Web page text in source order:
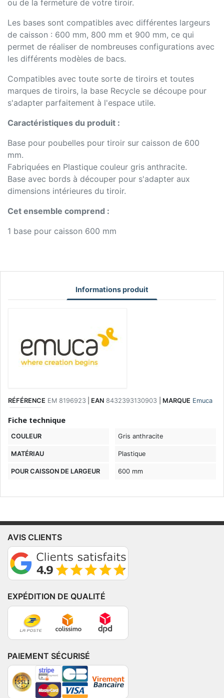
ou de la fermeture de votre tiroir.
Les bases sont compatibles avec différentes largeurs
de caisson : 600 mm, 800 mm et 900 mm, ce qui
permet de réaliser de nombreuses configurations avec
les différents modèles de bacs.
Compatibles avec toute sorte de tiroirs et toutes
marques de tiroirs, la base Recycle se découpe pour
s'adapter parfaitement à l'espace utile.
Caractéristiques du produit :
Base pour poubelles pour tiroir sur caisson de 600
mm.
Fabriquées en Plastique couleur gris anthracite.
Base avec bords à découper pour s'adapter aux
dimensions intérieures du tiroir.
Cet ensemble comprend :
1 base pour caisson 600 mm
Informations produit
RÉFÉRENCE EM 8196923 EAN 8432393130903 MARQUE Emuca
Fiche technique
COULEUR Gris anthracite
MATÉRIAU Plastique
POUR CAISSON DE LARGEUR 600 mm
AVIS CLIENTS
EXPÉDITION DE QUALITÉ
PAIEMENT SÉCURISÉ